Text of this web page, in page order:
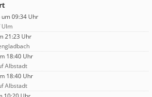
09:34 Uhr
Ulm
21:23 Uhr
18:40 Uhr
Albstadt
18:40 Uhr
Albstadt